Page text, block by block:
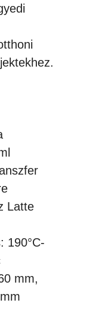
Latte
190°C-
mm,